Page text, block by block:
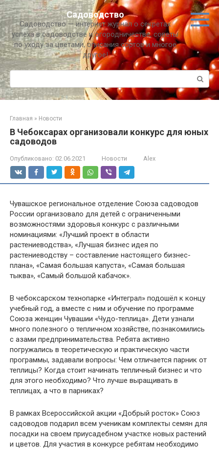
Перейти
к
контенту
Садоводство
Садоводство — интернет журнал о секретах
успеха в садоводстве и огородничестве, советы
по уходу за цветами, описания сортов и многое
другое!
Поиск:
Главная » Новости
В Чебоксарах организовали конкурс для юных
садоводов
Опубликовано: 02.06.2021 Новости Alex
Чувашское региональное отделение Союза садоводов
России организовало для детей с ограниченными
возможностями здоровья конкурс с различными
номинациями: «Лучший проект в области
растениеводства», «Лучшая бизнес идея по
растениеводству – составление настоящего бизнес-
плана», «Самая большая капуста», «Самая большая
тыква», «Самый большой кабачок».
В чебоксарском технопарке «Интеграл» подошёл к концу
учебный год, а вместе с ним и обучение по программе
Союза женщин Чувашии «Чудо-теплица». Дети узнали
много полезного о тепличном хозяйстве, познакомились
с азами предпринимательства. Ребята активно
погружались в теоретическую и практическую части
программы, задавали вопросы: Чем отличается парник от
теплицы? Когда стоит начинать тепличный бизнес и что
для этого необходимо? Что лучше выращивать в
теплицах, а что в парниках?
В рамках Всероссийской акции «Добрый росток» Союз
садоводов подарил всем ученикам комплекты семян для
посадки на своем приусадебном участке новых растений
и цветов. Для участия в конкурсе ребятам необходимо